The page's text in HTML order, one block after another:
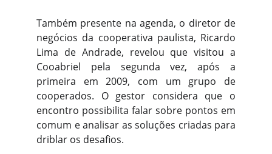
Também presente na agenda, o diretor de
negócios da cooperativa paulista, Ricardo
Lima de Andrade, revelou que visitou a
Cooabriel pela segunda vez, após a
primeira em 2009, com um grupo de
cooperados. O gestor considera que o
encontro possibilita falar sobre pontos em
comum e analisar as soluções criadas para
driblar os desafios.